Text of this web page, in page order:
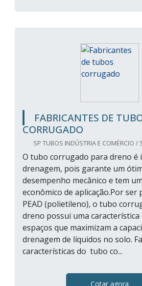
FABRICANTES DE
CORRUGADO
SP TUBOS INDÚSTRIA E COMÉRCIO /
O tubo corrugado para dreno é
drenagem, pois garante um
desempenho mecânico e tem
econômico de aplicação.Por ser
PEAD (polietileno), o tubo
dreno possui uma característica
espaços que maximizam a
drenagem de líquidos no solo.
características do tubo co...
Cotar agora